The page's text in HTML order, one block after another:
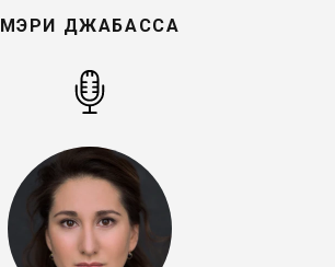
МЭРИ ДЖАБАССА